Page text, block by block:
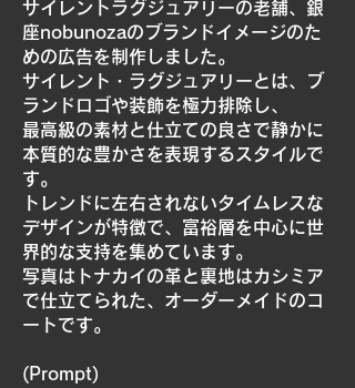
サイレントラグジュアリーの老舗、銀
座nobunozaのブランドイメージのた
めの広告を制作しました。
サイレント・ラグジュアリーとは、ブ
ランドロゴや装飾を極力排除し、
最高級の素材と仕立ての良さで静かに
本質的な豊かさを表現するスタイルで
す。
トレンドに左右されないタイムレスな
デザインが特徴で、富裕層を中心に世
界的な支持を集めています。
写真はトナカイの革と裏地はカシミア
で仕立てられた、オーダーメイドのコ
ートです。
(Prompt)